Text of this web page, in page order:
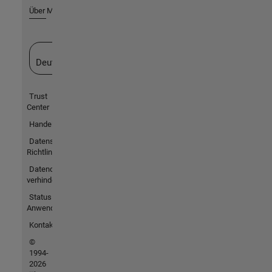
Über MathWorks
Deutschland
Trust
Center
Handelsmarken
Datenschutz-
Richtlinien
Datendiebstahl
verhindern
Status von
Anwendungen
Kontakt
©
1994-
2026